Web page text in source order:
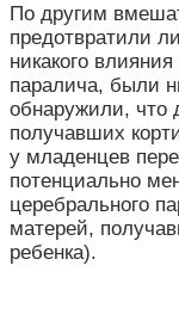
По другим
предотвратили
никакого
паралича, были
обнаружили, что
получавших
у младенцев
потенциально
церебрального
матерей,
ребенка).